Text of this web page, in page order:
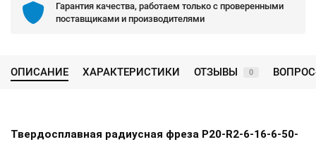
Гарантия качества, работаем только с проверенными
поставщиками и производителями
ОПИСАНИЕ ХАРАКТЕРИСТИКИ ОТЗЫВЫ 0
Твердосплавная радиусная фреза P20-R2-6-16-6-50-